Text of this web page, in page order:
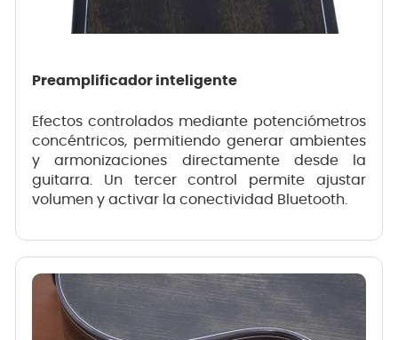
Preamplificador inteligente
Efectos controlados mediante potenciómetros
concéntricos, permitiendo generar ambientes
y armonizaciones directamente desde la
guitarra. Un tercer control permite ajustar
volumen y activar la conectividad Bluetooth.